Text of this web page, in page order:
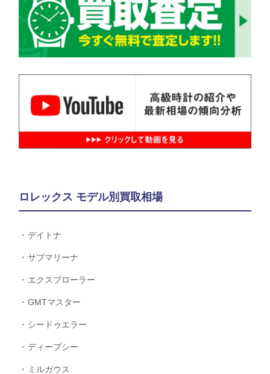
ロレックス モデル別買取相場
デイトナ
サブマリーナ
エクスプローラー
GMTマスター
シードゥエラー
ディープシー
ミルガウス